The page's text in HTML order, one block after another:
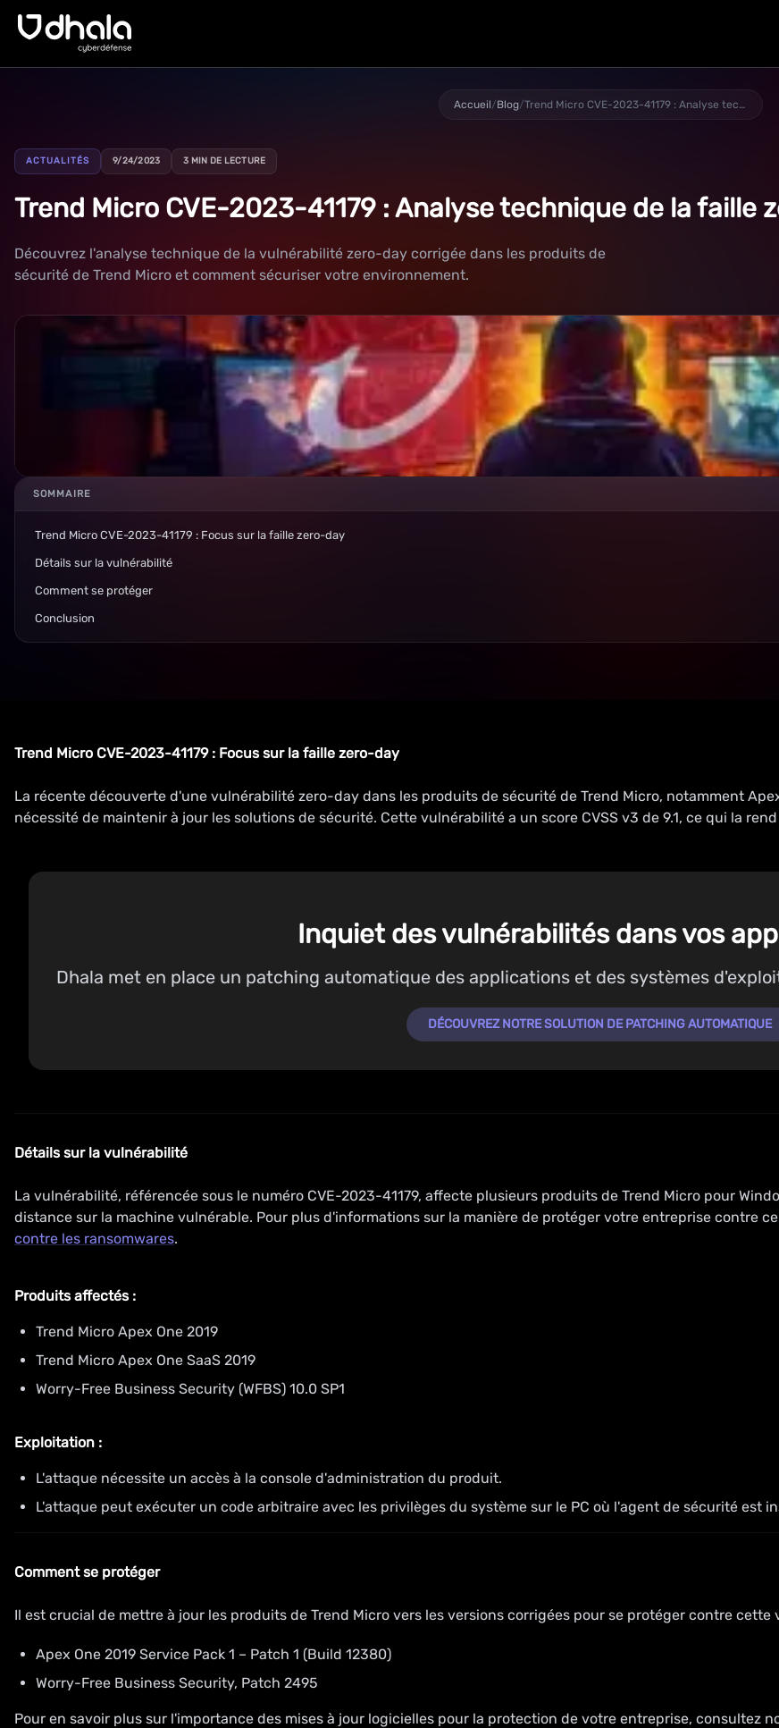
Accueil/Blog/ Trend Micro CVE-2023-41179 : Analyse technique de la faille zero-day
ACTUALITÉS 9/24/2023 3 MIN DE LECTURE
Trend Micro CVE-2023-41179 : Analyse technique de la faille
Découvrez l'analyse technique de la vulnérabilité zero-day corrigée dans les produits de
sécurité de Trend Micro et comment sécuriser votre environnement.
SOMMAIRE
Trend Micro CVE-2023-41179 : Focus sur la faille zero-day
Détails sur la vulnérabilité
Comment se protéger
Conclusion
Trend Micro CVE-2023-41179 : Focus sur la faille zero-day
La récente découverte d'une vulnérabilité zero-day dans les produits de sécurité de Trend Micro, notamment
nécessité de maintenir à jour les solutions de sécurité. Cette vulnérabilité a un score CVSS v3 de 9.1, ce qui la
Inquiet des vulnérabilités dans vos
Dhala met en place un patching automatique des applications et des systèmes
DÉCOUVREZ NOTRE SOLUTION DE PATCHING AUTOMATIQUE
Détails sur la vulnérabilité
La vulnérabilité, référencée sous le numéro CVE-2023-41179, affecte plusieurs produits de Trend Micro pour
distance sur la machine vulnérable. Pour plus d'informations sur la manière de protéger votre entreprise contre
contre les ransomwares.
Produits affectés:
Trend Micro Apex One 2019
Trend Micro Apex One SaaS 2019
Worry-Free Business Security (WFBS) 10.0 SP1
Exploitation :
L'attaque nécessite un accès à la console d'administration du produit.
L'attaque peut exécuter un code arbitraire avec les privilèges du système sur le PC où l'agent de sécurité est
Comment se protéger
Il est crucial de mettre à jour les produits de Trend Micro vers les versions corrigées pour se protéger contre
Apex One 2019 Service Pack 1 – Patch 1 (Build 12380)
Worry-Free Business Security, Patch 2495
Pour en savoir plus sur l'importance des mises à jour logicielles pour la protection de votre entreprise, consultez